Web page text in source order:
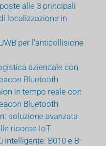
alle 3 principali
localizzazione in
per l'anticollisione
aziendale con
Bluetooth
in tempo reale con
Bluetooth
soluzione avanzata
risorse IoT
B010 e B-